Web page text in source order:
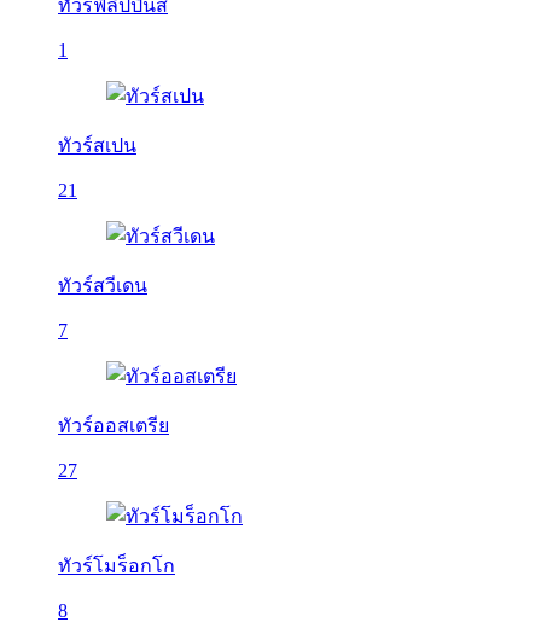
ทัวร์ฟิลิปปินส์
1
ทัวร์สเปน
21
ทัวร์สวีเดน
7
ทัวร์ออสเตรีย
27
ทัวร์โมร็อกโก
8